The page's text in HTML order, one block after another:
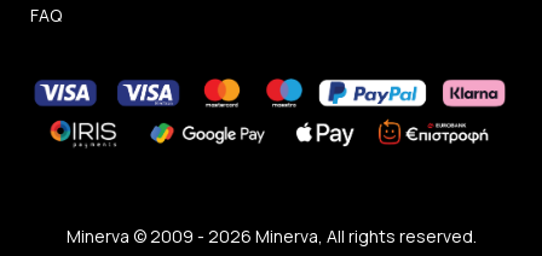
FAQ
Minerva © 2009 - 2026 Minerva, All rights reserved.